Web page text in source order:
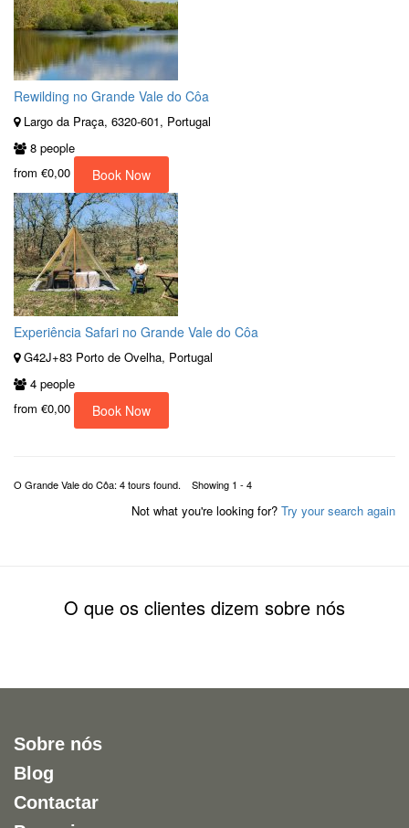
Rewilding no Grande Vale do Côa
Largo da Praça, 6320-601, Portugal
8 people
from €0,00 Book Now
Experiência Safari no Grande Vale do Côa
G42J+83 Porto de Ovelha, Portugal
4 people
from €0,00 Book Now
O Grande Vale do Côa: 4 tours found. Showing 1 - 4
Not what you're looking for? Try your search again
O que os clientes dizem sobre nós
Sobre nós
Blog
Contactar